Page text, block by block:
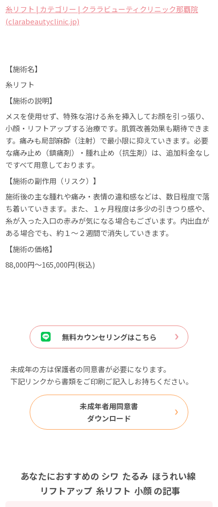
糸リフト | カテゴリー | クララビューティクリニック那覇院
(clarabeautyclinic.jp)
【施術名】
糸リフト
【施術の説明】
メスを使用せず、特殊な溶ける糸を挿入してお顔を引っ張り、
小顔・リフトアップする治療です。肌質改善効果も期待できま
す。痛みも局部麻酔（注射）で最小限に抑えていきます。必要
な痛み止め（鎮痛剤）・腫れ止め（抗生剤）は、追加料金なし
ですべて用意しております。
【施術の副作用（リスク）】
施術後の主な腫れや痛み・表情の違和感などは、数日程度で落
ち着いていきます。また、１ヶ月程度は多少の引きつり感や、
糸が入った入口の赤みが気になる場合もございます。 内出血が
ある場合でも、約１〜２週間で消失していきます。
【施術の価格】
88,000円～165,000円(税込)
無料カウンセリングはこちら
未成年の方は保護者の同意書が必要になります。
下記リンクから書類をご印刷ご記入しお持ちください。
未成年者用同意書
ダウンロード
あなたにおすすめの シワ たるみ ほうれい線
リフトアップ 糸リフト 小顔 の記事